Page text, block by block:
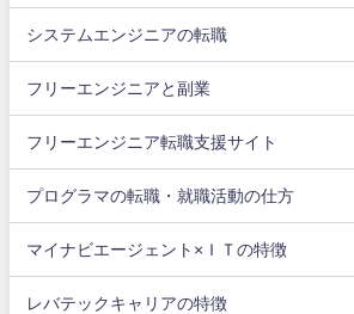
システムエンジニアの転職
フリーエンジニアと副業
フリーエンジニア転職支援サイト
プログラマの転職・就職活動の仕方
マイナビエージェント×ＩＴの特徴
レバテックキャリアの特徴